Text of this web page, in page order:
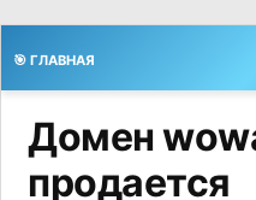
🎯 ГЛАВНАЯ
Домен
продается